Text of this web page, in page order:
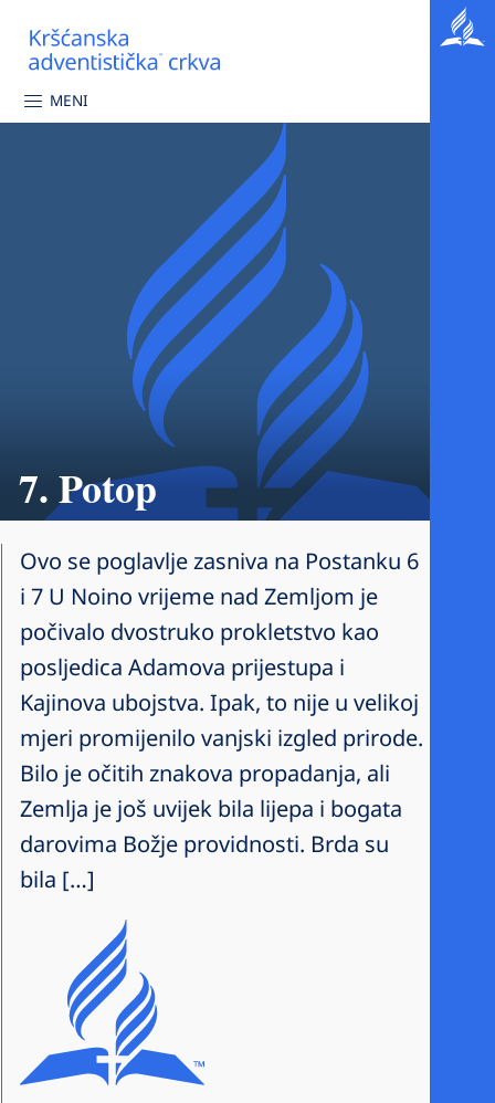
MENI
7. Potop
Ovo se poglavlje zasniva na Postanku 6
i 7 U Noino vrijeme nad Zemljom je
počivalo dvostruko prokletstvo kao
posljedica Adamova prijestupa i
Kajinova ubojstva. Ipak, to nije u velikoj
mjeri promijenilo vanjski izgled prirode.
Bilo je očitih znakova propadanja, ali
Zemlja je još uvijek bila lijepa i bogata
darovima Božje providnosti. Brda su
bila […]